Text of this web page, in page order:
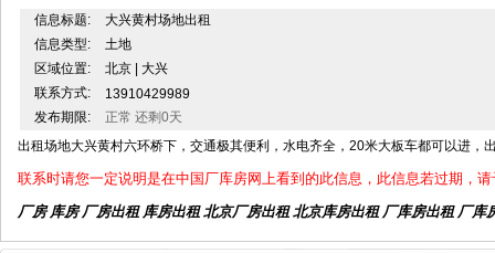
信息标题:
大兴黄村场地出租
信息类型:
土地
区域位置:
北京 | 大兴
联系方式:
13910429989
发布期限:
正常 还剩0天
出租场地大兴黄村六环桥下，交通极其便利，水电齐全，20米大板车都可以进，
联系时请您一定说明是在中国厂库房网上看到的此信息，此信息若过期，
厂房 库房 厂房出租 库房出租 北京厂房出租 北京库房出租 厂库房出租 厂库